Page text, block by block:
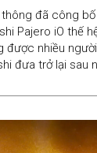
đã công
Pajero iO thế
được nhiều
đưa trở lại sau